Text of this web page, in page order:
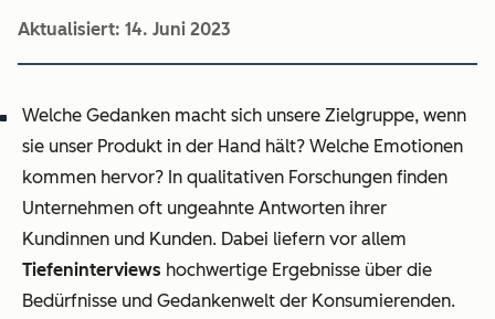
Aktualisiert: 14. Juni 2023
Welche Gedanken macht sich unsere Zielgruppe, wenn
sie unser Produkt in der Hand hält? Welche Emotionen
kommen hervor? In qualitativen Forschungen finden
Unternehmen oft ungeahnte Antworten ihrer
Kundinnen und Kunden. Dabei liefern vor allem
Tiefeninterviews hochwertige Ergebnisse über die
Bedürfnisse und Gedankenwelt der Konsumierenden.